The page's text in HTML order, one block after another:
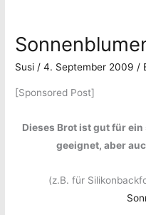
Susi /4. September 2009 /
[Sponsored Post]
Dieses Brot ist gut für
geeignet, aber
(z.B. für